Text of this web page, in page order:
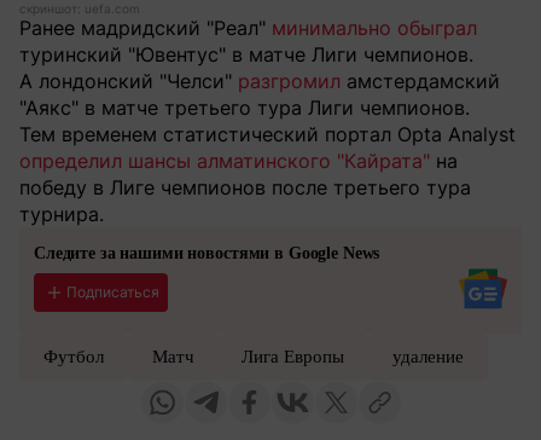
скриншот: uefa.com
Ранее мадридский "Реал" минимально обыграл
туринский "Ювентус" в матче Лиги чемпионов.
А лондонский "Челси" разгромил амстердамский
"Аякс" в матче третьего тура Лиги чемпионов.
Тем временем статистический портал Opta Analyst
определил шансы алматинского "Кайрата" на
победу в Лиге чемпионов после третьего тура
турнира.
Следите за нашими новостями в Google News
Подписаться
Футбол Матч Лига Европы удаление